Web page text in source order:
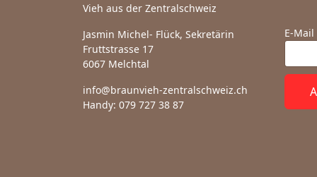
Vieh aus der Zentralschweiz
Jasmin Michel- Flück, Sekretärin
Fruttstrasse 17
6067 Melchtal
info@braunvieh-zentralschweiz.ch
Handy: 079 727 38 87
E-Mail